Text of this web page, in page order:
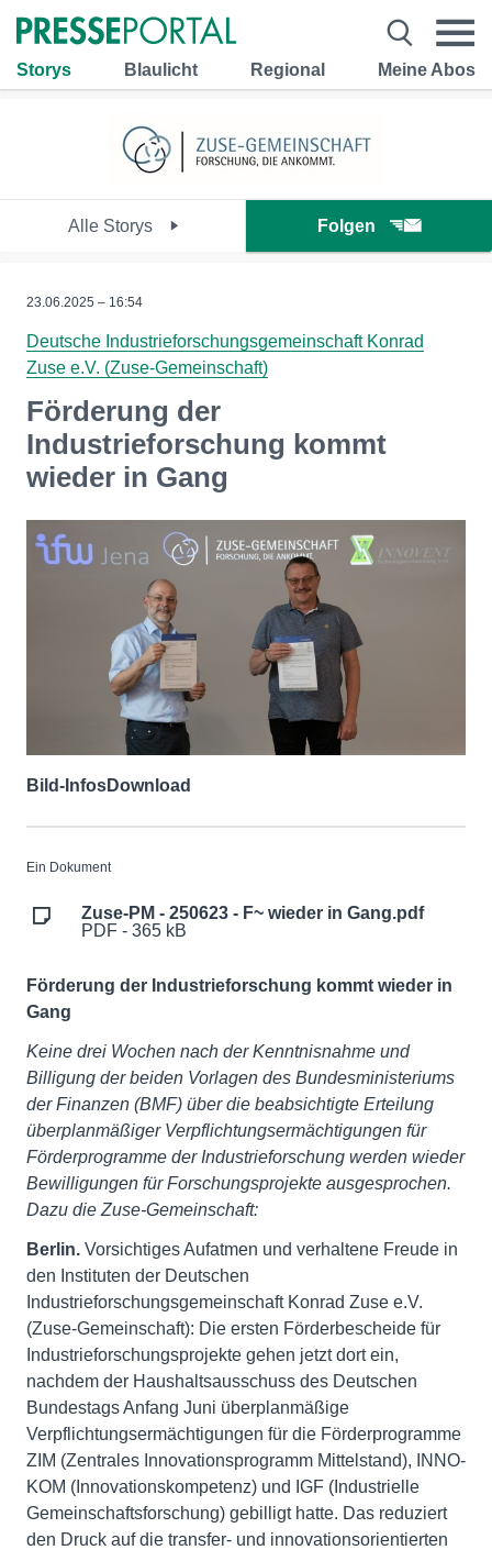
Storys Blaulicht Regional Meine Abos
Alle Storys Folgen
23.06.2025 – 16:54
Deutsche Industrieforschungsgemeinschaft Konrad
Zuse e.V. (Zuse-Gemeinschaft)
Förderung der
Industrieforschung kommt
wieder in Gang
Bild-InfosDownload
Ein Dokument
Zuse-PM - 250623 - F~ wieder in Gang.pdf
PDF - 365 kB
Förderung der Industrieforschung kommt wieder in
Gang
Keine drei Wochen nach der Kenntnisnahme und
Billigung der beiden Vorlagen des Bundesministeriums
der Finanzen (BMF) über die beabsichtigte Erteilung
überplanmäßiger Verpflichtungsermächtigungen für
Förderprogramme der Industrieforschung werden wieder
Bewilligungen für Forschungsprojekte ausgesprochen.
Dazu die Zuse-Gemeinschaft:
Berlin. Vorsichtiges Aufatmen und verhaltene Freude in
den Instituten der Deutschen
Industrieforschungsgemeinschaft Konrad Zuse e.V.
(Zuse-Gemeinschaft): Die ersten Förderbescheide für
Industrieforschungsprojekte gehen jetzt dort ein,
nachdem der Haushaltsausschuss des Deutschen
Bundestags Anfang Juni überplanmäßige
Verpflichtungsermächtigungen für die Förderprogramme
ZIM (Zentrales Innovationsprogramm Mittelstand), INNO-
KOM (Innovationskompetenz) und IGF (Industrielle
Gemeinschaftsforschung) gebilligt hatte. Das reduziert
den Druck auf die transfer- und innovationsorientierten